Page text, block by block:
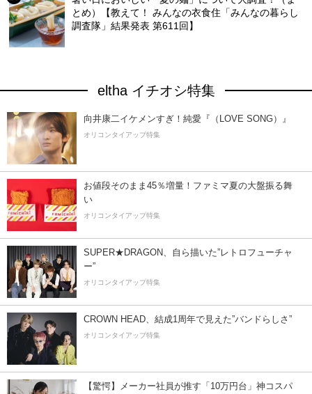
とめ）【教えて！ みんなの衣食住「みんなの暮らし
調査隊」結果発表 第611回】
eltha イチオシ特集
向井康二イケメンすぎ！純愛『（LOVE SONG）』
オリコンタイアップ特集
お値段そのまま45％増量！ファミマ夏の大盤振る舞
い
オリコンタイアップ特集
SUPER★DRAGON、自ら描いた”レトロフューチャ
ー”
オリコンタイアップ特集
CROWN HEAD、結成1周年で見えた”バンドらしさ”
オリコンタイアップ特集
【驚愕】メーカー社員が推す「10万円台」神コスパ